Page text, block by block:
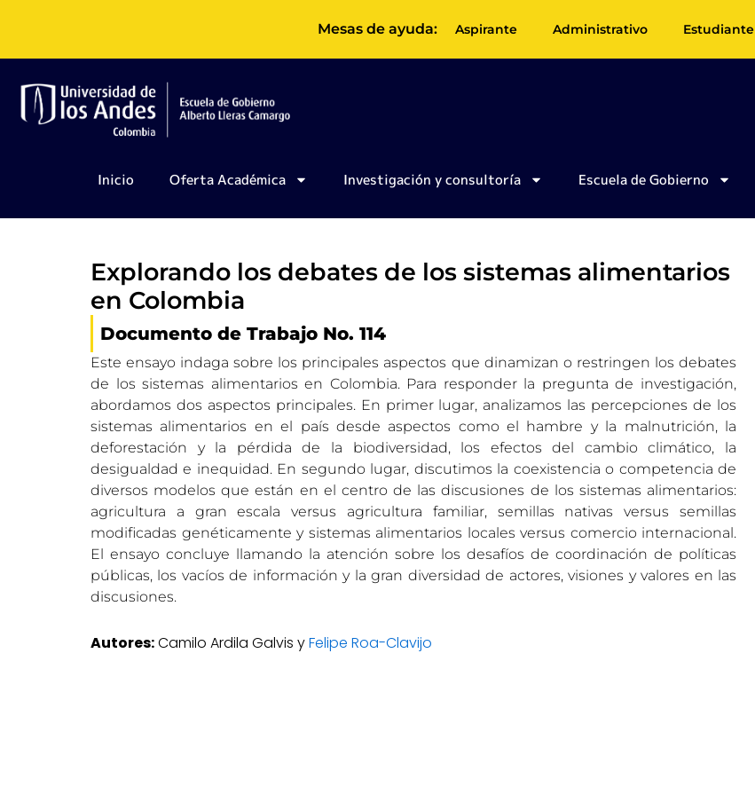
contenido
Mesas de ayuda: Aspirante Administrativo Estudiante
Inicio Oferta Académica Investigación y consultoría Escuela de Gobierno
Explorando los debates de los sistemas alimentarios
en Colombia
Documento de Trabajo No. 114
Este ensayo indaga sobre los principales aspectos que dinamizan o restringen los debates
de los sistemas alimentarios en Colombia. Para responder la pregunta de investigación,
abordamos dos aspectos principales. En primer lugar, analizamos las percepciones de los
sistemas alimentarios en el país desde aspectos como el hambre y la malnutrición, la
deforestación y la pérdida de la biodiversidad, los efectos del cambio climático, la
desigualdad e inequidad. En segundo lugar, discutimos la coexistencia o competencia de
diversos modelos que están en el centro de las discusiones de los sistemas alimentarios:
agricultura a gran escala versus agricultura familiar, semillas nativas versus semillas
modificadas genéticamente y sistemas alimentarios locales versus comercio internacional.
El ensayo concluye llamando la atención sobre los desafíos de coordinación de políticas
públicas, los vacíos de información y la gran diversidad de actores, visiones y valores en las
discusiones.
Autores:Camilo Ardila Galvis yFelipe Roa-Clavijo